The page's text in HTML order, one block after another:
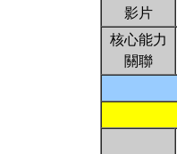
影片
核心能力
關聯